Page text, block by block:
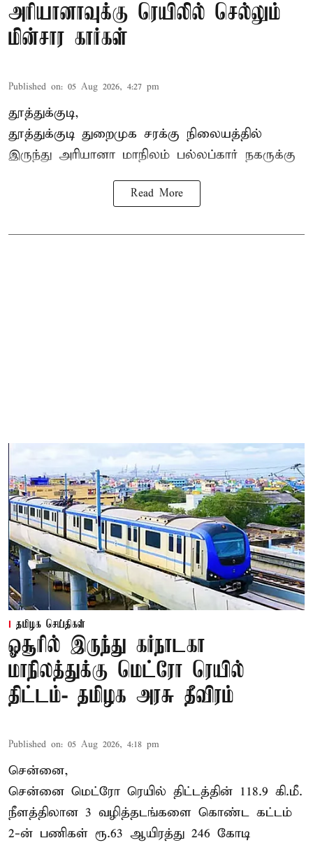
அரியானாவுக்கு ரெயிலில் செல்லும்
மின்சார கார்கள்
Published on: 05 Aug 2026, 4:27 pm
தூத்துக்குடி,
தூத்துக்குடி துறைமுக சரக்கு நிலையத்தில்
இருந்து அரியானா மாநிலம் பல்லப்கார் நகருக்கு
Read More
தமிழக செய்திகள்
ஓசூரில் இருந்து கர்நாடகா
மாநிலத்துக்கு மெட்ரோ ரெயில்
திட்டம்- தமிழக அரசு தீவிரம்
Published on: 05 Aug 2026, 4:18 pm
சென்னை,
சென்னை மெட்ரோ ரெயில் திட்டத்தின் 118.9 கி.மீ.
நீளத்திலான 3 வழித்தடங்களை கொண்ட கட்டம்
2-ன் பணிகள் ரூ.63 ஆயிரத்து 246 கோடி